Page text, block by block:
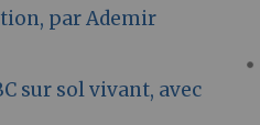
par Ademir
sur sol vivant, avec